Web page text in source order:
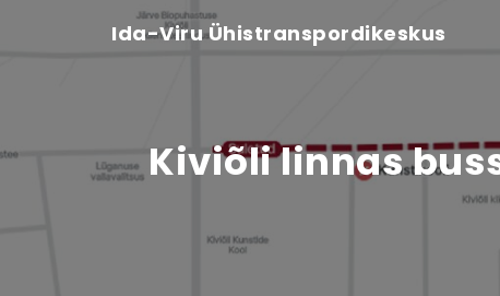
Ida-Viru Ühistranspordikeskus
Kiviõli linnas